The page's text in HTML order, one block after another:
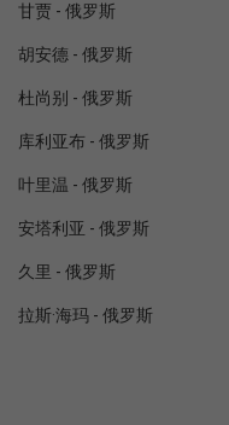
甘贾 - 俄罗斯
胡安德 - 俄罗斯
杜尚别 - 俄罗斯
库利亚布 - 俄罗斯
叶里温 - 俄罗斯
安塔利亚 - 俄罗斯
久里 - 俄罗斯
拉斯·海玛 - 俄罗斯